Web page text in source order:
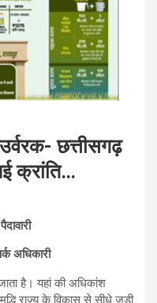
छत्तीसगढ़
क्रांति…
अधिकारी
है। यहां की अधिकांश
राज्य के विकास से सीधे जुड़ी